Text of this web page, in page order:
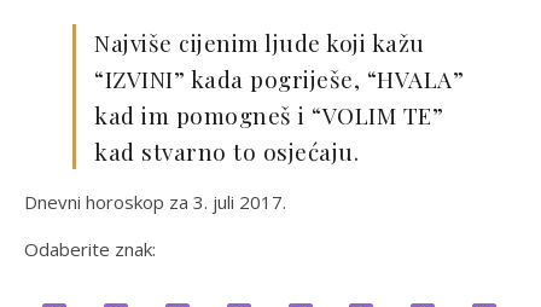
Najviše cijenim ljude koji kažu
“IZVINI” kada pogriješe, “HVALA”
kad im pomogneš i “VOLIM TE”
kad stvarno to osjećaju.
Dnevni horoskop za 3. juli 2017.
Odaberite znak: